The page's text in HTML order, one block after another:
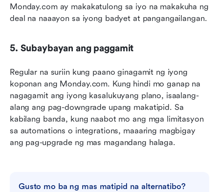
Monday.com ay makakatulong sa iyo na makakuha ng
deal na naaayon sa iyong badyet at pangangailangan.
5. Subaybayan ang paggamit
Regular na suriin kung paano ginagamit ng iyong
koponan ang Monday.com. Kung hindi mo ganap na
nagagamit ang iyong kasalukuyang plano, isaalang-
alang ang pag-downgrade upang makatipid. Sa
kabilang banda, kung naabot mo ang mga limitasyon
sa automations o integrations, maaaring magbigay
ang pag-upgrade ng mas magandang halaga.
Gusto mo ba ng mas matipid na alternatibo?